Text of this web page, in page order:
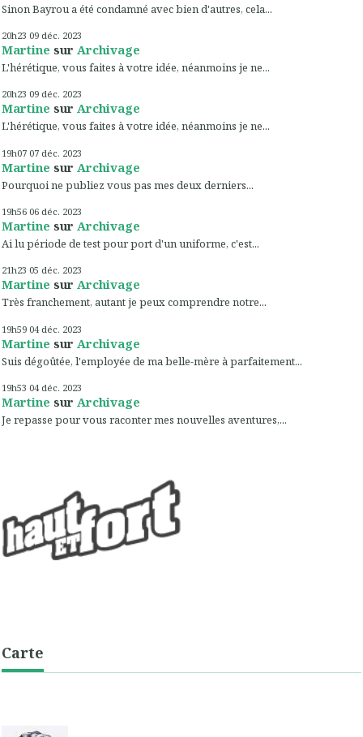
Sinon Bayrou a été condamné avec bien d'autres, cela...
20h23 09 déc. 2023
Martine sur Archivage
L'hérétique, vous faites à votre idée, néanmoins je ne...
20h23 09 déc. 2023
Martine sur Archivage
L'hérétique, vous faites à votre idée, néanmoins je ne...
19h07 07 déc. 2023
Martine sur Archivage
Pourquoi ne publiez vous pas mes deux derniers...
19h56 06 déc. 2023
Martine sur Archivage
Ai lu période de test pour port d'un uniforme, c'est...
21h23 05 déc. 2023
Martine sur Archivage
Très franchement, autant je peux comprendre notre...
19h59 04 déc. 2023
Martine sur Archivage
Suis dégoûtée, l'employée de ma belle-mère à parfaitement...
19h53 04 déc. 2023
Martine sur Archivage
Je repasse pour vous raconter mes nouvelles aventures,...
Carte